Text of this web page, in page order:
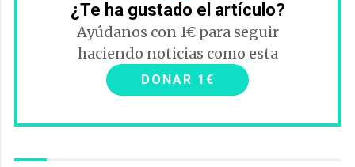
¿Te ha gustado el artículo?
Ayúdanos con 1€ para seguir
haciendo noticias como esta
DONAR 1€